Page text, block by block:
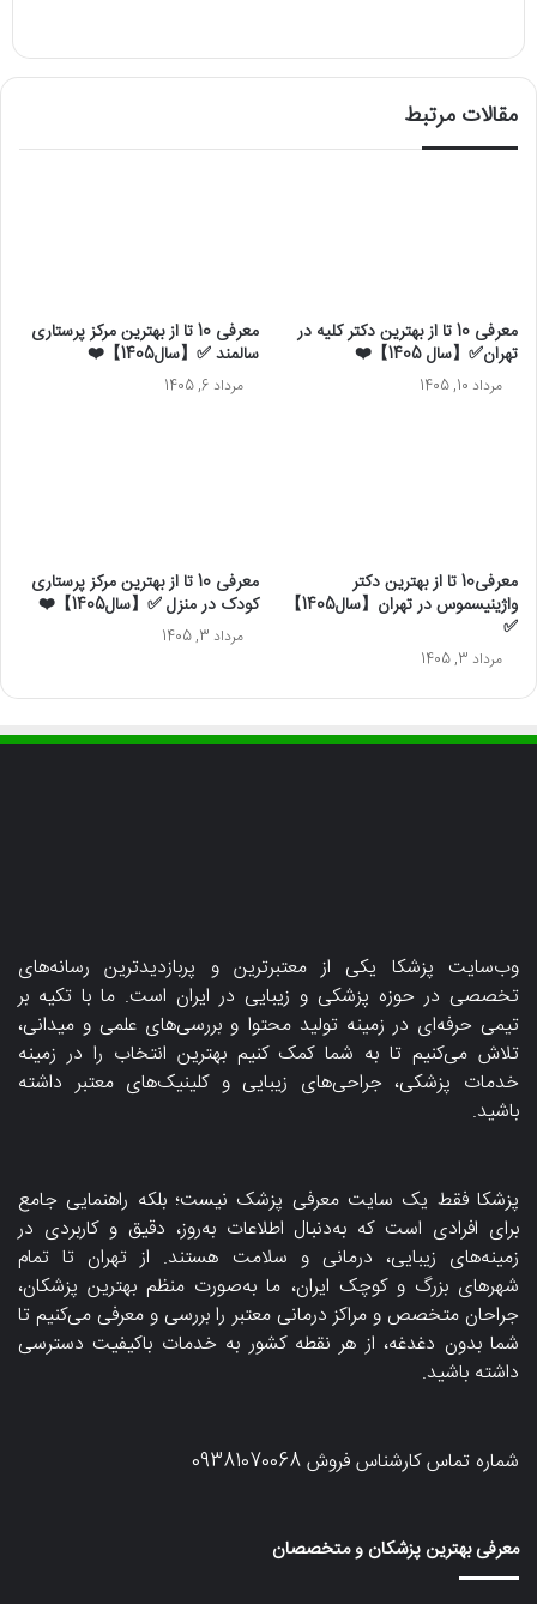
مقالات مرتبط
معرفی 10 تا از بهترین دکتر کلیه در
تهران✅【سال 1405】❤️
مرداد 10, 1405
معرفی 10 تا از بهترین مرکز پرستاری
سالمند ✅【سال1405】❤️
مرداد 6, 1405
معرفی10 تا از بهترین دکتر
واژینیسموس در تهران【سال1405】
✅
مرداد 3, 1405
معرفی 10 تا از بهترین مرکز پرستاری
کودک در منزل ✅【سال1405】❤️
مرداد 3, 1405
وب‌سایت پزشکا یکی از معتبرترین و پربازدیدترین رسانه‌های
تخصصی در حوزه پزشکی و زیبایی در ایران است. ما با تکیه بر
تیمی حرفه‌ای در زمینه تولید محتوا و بررسی‌های علمی و میدانی،
تلاش می‌کنیم تا به شما کمک کنیم بهترین انتخاب را در زمینه
خدمات پزشکی، جراحی‌های زیبایی و کلینیک‌های معتبر داشته
باشید.
پزشکا فقط یک سایت معرفی پزشک نیست؛ بلکه راهنمایی جامع
برای افرادی است که به‌دنبال اطلاعات به‌روز، دقیق و کاربردی در
زمینه‌های زیبایی، درمانی و سلامت هستند. از تهران تا تمام
شهرهای بزرگ و کوچک ایران، ما به‌صورت منظم بهترین پزشکان،
جراحان متخصص و مراکز درمانی معتبر را بررسی و معرفی می‌کنیم تا
شما بدون دغدغه، از هر نقطه کشور به خدمات باکیفیت دسترسی
داشته باشید.
شماره تماس کارشناس فروش09381070068
معرفی بهترین پزشکان و متخصصان